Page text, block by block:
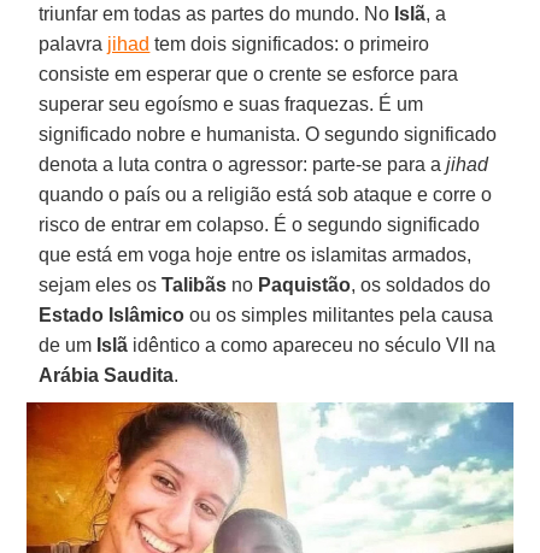
triunfar em todas as partes do mundo. No Islã, a
palavra jihad tem dois significados: o primeiro
consiste em esperar que o crente se esforce para
superar seu egoísmo e suas fraquezas. É um
significado nobre e humanista. O segundo significado
denota a luta contra o agressor: parte-se para ajihad
quando o país ou a religião está sob ataque e corre o
risco de entrar em colapso. É o segundo significado
que está em voga hoje entre os islamitas armados,
sejam eles osTalibãs no Paquistão, os soldados do
Estado Islâmico ou os simples militantes pela causa
de um Islã idêntico a como apareceu no século VII na
Arábia Saudita.